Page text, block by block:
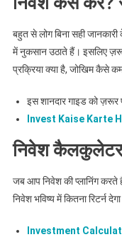
बहुत से लोग बिना सही
में नुकसान उठाते हैं। इसलिए
प्रक्रिया क्या है, जोखिम कैसे
इस शानदार गाइड को ज़रूर
Invest Kaise Karte
निवेश कैलकुलेटर
जब आप निवेश की प्लानिंग
निवेश भविष्य में कितना रिटर्न
Investment